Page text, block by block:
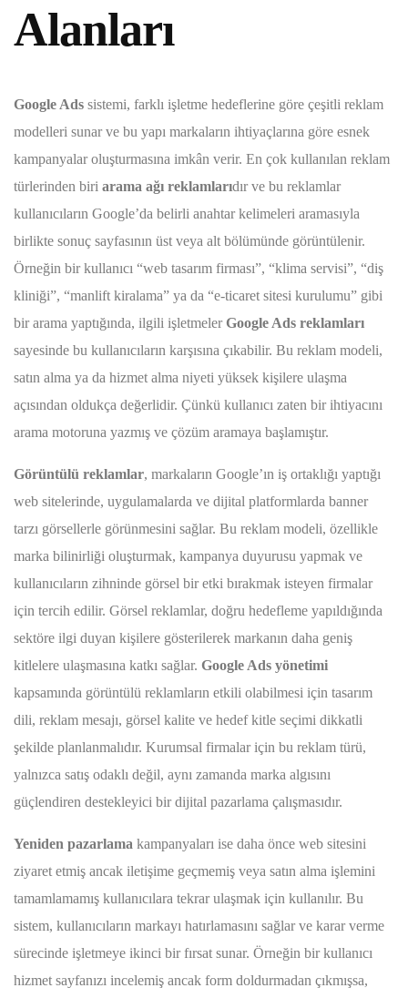
Alanları
Google Ads sistemi, farklı işletme hedeflerine göre çeşitli reklam
modelleri sunar ve bu yapı markaların ihtiyaçlarına göre esnek
kampanyalar oluşturmasına imkân verir. En çok kullanılan reklam
türlerinden biri arama ağı reklamlarıdır ve bu reklamlar
kullanıcıların Google’da belirli anahtar kelimeleri aramasıyla
birlikte sonuç sayfasının üst veya alt bölümünde görüntülenir.
Örneğin bir kullanıcı “web tasarım firması”, “klima servisi”, “diş
kliniği”, “manlift kiralama” ya da “e-ticaret sitesi kurulumu” gibi
bir arama yaptığında, ilgili işletmelerGoogle Ads reklamları
sayesinde bu kullanıcıların karşısına çıkabilir. Bu reklam modeli,
satın alma ya da hizmet alma niyeti yüksek kişilere ulaşma
açısından oldukça değerlidir. Çünkü kullanıcı zaten bir ihtiyacını
arama motoruna yazmış ve çözüm aramaya başlamıştır.
Görüntülü reklamlar, markaların Google’ın iş ortaklığı yaptığı
web sitelerinde, uygulamalarda ve dijital platformlarda banner
tarzı görsellerle görünmesini sağlar. Bu reklam modeli, özellikle
marka bilinirliği oluşturmak, kampanya duyurusu yapmak ve
kullanıcıların zihninde görsel bir etki bırakmak isteyen firmalar
için tercih edilir. Görsel reklamlar, doğru hedefleme yapıldığında
sektöre ilgi duyan kişilere gösterilerek markanın daha geniş
kitlelere ulaşmasına katkı sağlar. Google Ads yönetimi
kapsamında görüntülü reklamların etkili olabilmesi için tasarım
dili, reklam mesajı, görsel kalite ve hedef kitle seçimi dikkatli
şekilde planlanmalıdır. Kurumsal firmalar için bu reklam türü,
yalnızca satış odaklı değil, aynı zamanda marka algısını
güçlendiren destekleyici bir dijital pazarlama çalışmasıdır.
Yeniden pazarlama kampanyaları ise daha önce web sitesini
ziyaret etmiş ancak iletişime geçmemiş veya satın alma işlemini
tamamlamamış kullanıcılara tekrar ulaşmak için kullanılır. Bu
sistem, kullanıcıların markayı hatırlamasını sağlar ve karar verme
sürecinde işletmeye ikinci bir fırsat sunar. Örneğin bir kullanıcı
hizmet sayfanızı incelemiş ancak form doldurmadan çıkmışsa,